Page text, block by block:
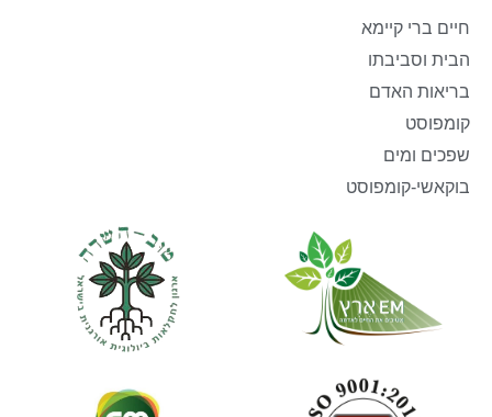
חיים ברי קיימא
הבית וסביבתו
בריאות האדם
קומפוסט
שפכים ומים
בוקאשי-קומפוסט